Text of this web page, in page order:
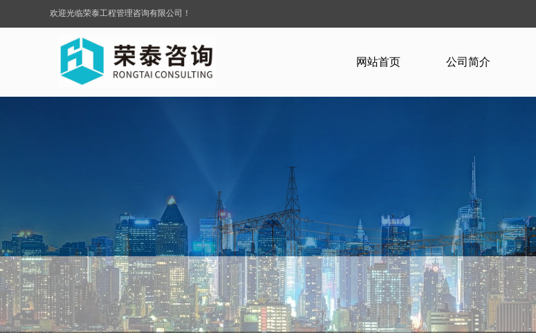
欢迎光临荣泰工程管理咨询有限公司！
网站首页 公司简介